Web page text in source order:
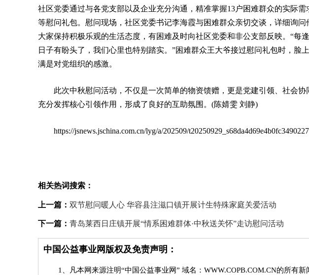
社区党委通过与各党支部以及企业充分沟通，精准掌握13户困难群众的实际
等慰问礼包。慰问现场，社区党委书记李海霞与困难群众亲切交谈，详细询
大家保持积极乐观的生活态度，有困难及时向社区党委和非公支部反映。“每
日子有盼头了，我们心里也特别踏实。”困难群众王大爷接过慰问礼包时，脸
满是对党组织的感激。
此次中秋慰问活动，不仅是一次简单的物资馈赠，更是党建引领、社会
充分发挥核心引领作用，形成了良好的互助氛围。(陈婧雯 刘静)
https://jsnews.jschina.com.cn/lyg/a/202509/
相关热词搜索：
上一篇： 双节慰问暖人心 华容县注滋口镇开展计生特殊家庭关爱活动
下一篇： 青岛莱西日庄镇开展“情系困难群体·中秋送关怀”走访慰问活动
中国公益事业网版权及免责声明：
1、凡本网来源注明“中国公益事业网” 域名：WWW.COPB.COM.CN的所有